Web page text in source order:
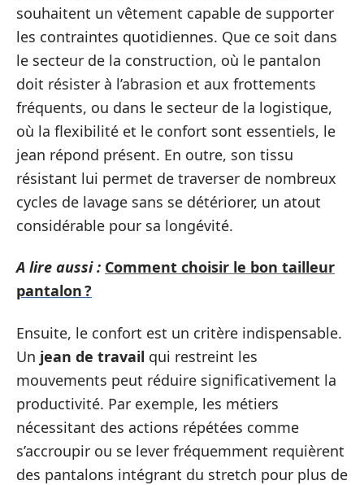
souhaitent un vêtement capable de supporter
les contraintes quotidiennes. Que ce soit dans
le secteur de la construction, où le pantalon
doit résister à l’abrasion et aux frottements
fréquents, ou dans le secteur de la logistique,
où la flexibilité et le confort sont essentiels, le
jean répond présent. En outre, son tissu
résistant lui permet de traverser de nombreux
cycles de lavage sans se détériorer, un atout
considérable pour sa longévité.
A lire aussi : Comment choisir le bon tailleur
pantalon ?
Ensuite, le confort est un critère indispensable.
Un jean de travail qui restreint les
mouvements peut réduire significativement la
productivité. Par exemple, les métiers
nécessitant des actions répétées comme
s’accroupir ou se lever fréquemment requièrent
des pantalons intégrant du stretch pour plus de